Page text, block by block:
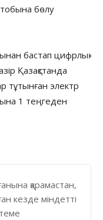
бөлу
бастап цифрлық
Қазақстанда
тұтынған электр
1 теңгеден
қарамастан,
кезде міндетті